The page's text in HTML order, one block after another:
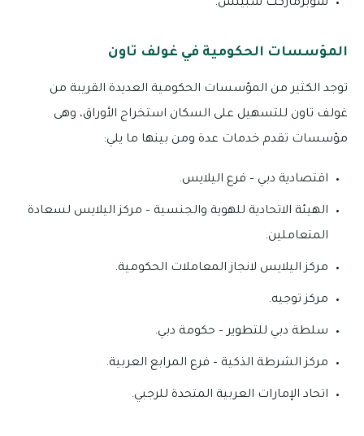
سوبرماركت سبينس.
المؤسسات الحكومية في غولف تاون
توجد الكثير من المؤسسات الحكومية العديدة القريبة من
غولف تاون للتسهيل على السكان استخراج الأوراق، وهى
مؤسسات تقدم خدمات عدة ومن بينها ما يلي:
اقتصادية دبي – فرع اليلايس.
الهيئة الاتحادية للهوية والجنسية – مركز اليلايس لسعادة
المتعاملين.
مركز اليلايس لانجاز المعاملات الحكومية.
مركز توجيه.
سلطة دبي للتطوير – حكومة دبي.
مركز الشرطة الذكية – فرع المرابع العربية.
اتحاد الإمارات العربية المتحدة للرجبي.